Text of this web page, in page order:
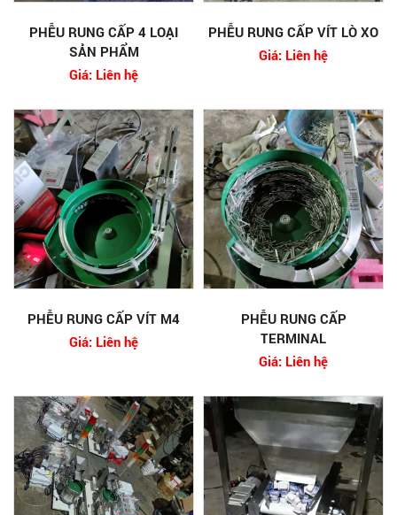
PHỄU RUNG CẤP 4 LOẠI
SẢN PHẨM
Giá: Liên hệ
PHỄU RUNG CẤP VÍT LÒ XO
Giá: Liên hệ
PHỄU RUNG CẤP VÍT M4
Giá: Liên hệ
PHỄU RUNG CẤP
TERMINAL
Giá: Liên hệ